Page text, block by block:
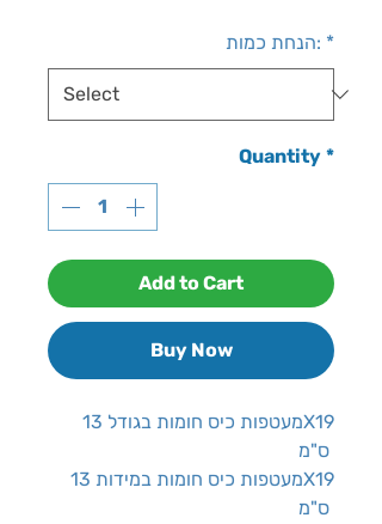
הנחת כמות: *
Quantity *
Add to Cart
Buy Now
מעטפות כיס חומות בגודל 13X19
מעטפות כיס חומות במידות 13X19